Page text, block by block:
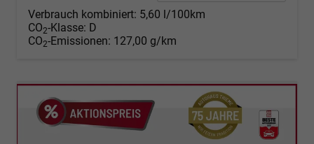
Verbrauch kombiniert: 5,60 l/100km
CO2-Klasse: D
CO2-Emissionen: 127,00 g/km